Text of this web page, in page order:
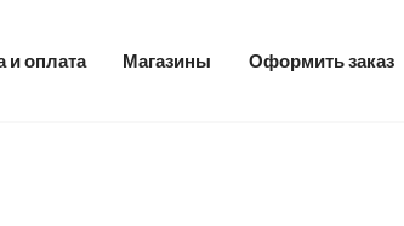
и оплата Магазины Оформить заказ